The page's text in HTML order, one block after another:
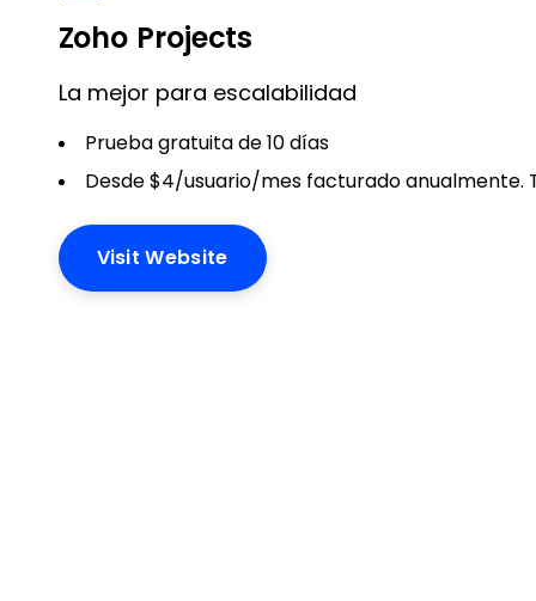
Zoho Projects
La mejor para escalabilidad
Prueba gratuita de 10 días
Desde $4/usuario/mes facturado anualmente.
Visit Website